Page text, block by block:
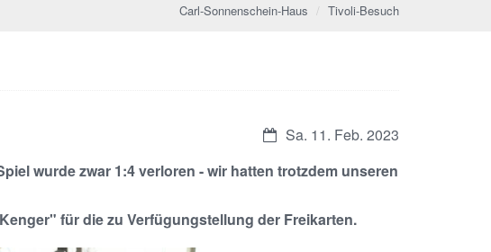
Carl-Sonnenschein-Haus Tivoli-Besuch
Sa. 11. Feb. 2023
wurde zwar 1:4 verloren - wir hatten trotzdem unseren
für die zu Verfügungstellung der Freikarten.